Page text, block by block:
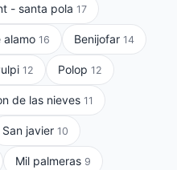
- santa pola 17
alamo 16 Benijofar 14
12 Polop 12
de las nieves 11
San javier 10
Mil palmeras 9